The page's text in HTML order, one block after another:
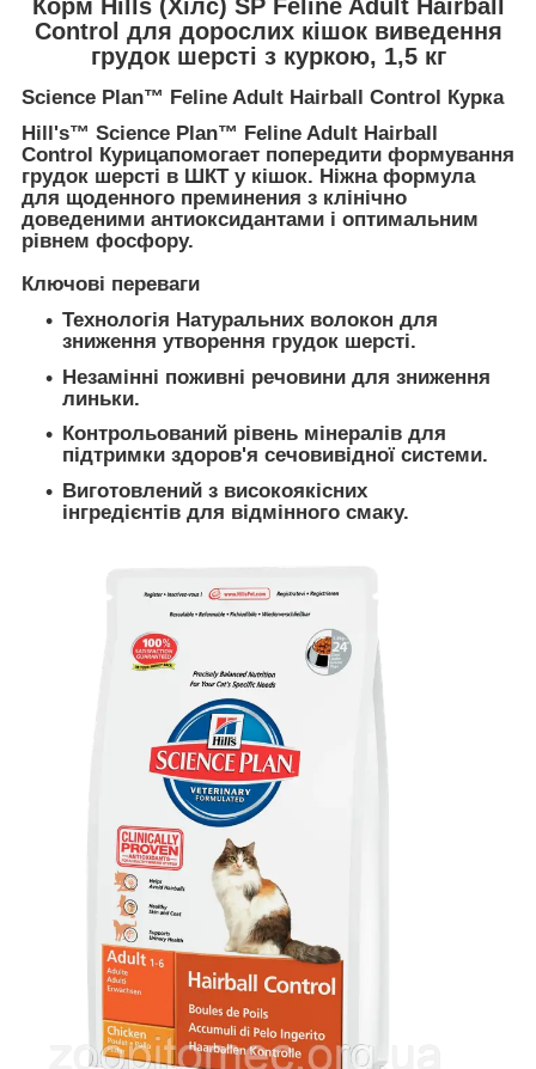
Корм Hills (Хілс) SP Feline Adult Hairball
Control для дорослих кішок виведення
грудок шерсті з куркою, 1,5 кг
Science Plan™ Feline Adult Hairball Control Курка
Hill's™ Science Plan™ Feline Adult Hairball
Control Курицапомогает попередити формування
грудок шерсті в ШКТ у кішок. Ніжна формула
для щоденного преминения з клінічно
доведеними антиоксидантами і оптимальним
рівнем фосфору.
Ключові переваги
Технологія Натуральних волокон для
зниження утворення грудок шерсті.
Незамінні поживні речовини для зниження
линьки.
Контрольований рівень мінералів для
підтримки здоров'я сечовивідної системи.
Виготовлений з високоякісних
інгредієнтів для відмінного смаку.